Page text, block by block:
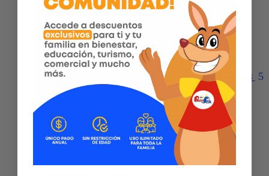
Dirección:Cr 8 6 04
Ciudad:Roldanillo
Ver más
LABORATORIO CLINICO ALEYDA BERNAL
GALLEGO – ROLDANILLO